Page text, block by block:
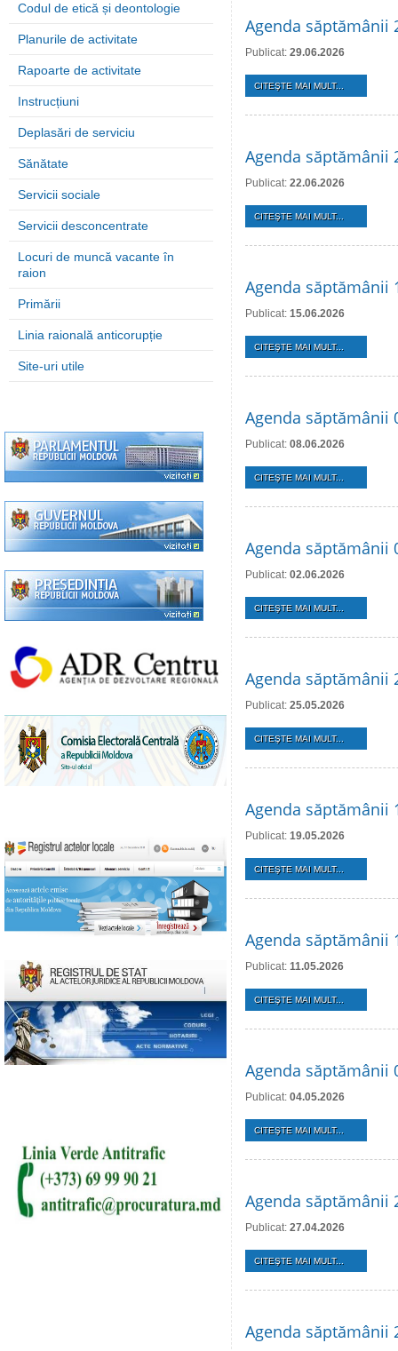
Codul de etică și deontologie
Planurile de activitate
Rapoarte de activitate
Instrucțiuni
Deplasări de serviciu
Sănătate
Servicii sociale
Servicii desconcentrate
Locuri de muncă vacante în
raion
Primării
Linia raională anticorupție
Site-uri utile
Agenda săptămânii
Publicat: 29.06.2026
CITEŞTE MAI MULT...
Agenda săptămânii
Publicat: 22.06.2026
CITEŞTE MAI MULT...
Agenda săptămânii
Publicat: 15.06.2026
CITEŞTE MAI MULT...
Agenda săptămânii
Publicat: 08.06.2026
CITEŞTE MAI MULT...
Agenda săptămânii
Publicat: 02.06.2026
CITEŞTE MAI MULT...
Agenda săptămânii
Publicat: 25.05.2026
CITEŞTE MAI MULT...
Agenda săptămânii
Publicat: 19.05.2026
CITEŞTE MAI MULT...
Agenda săptămânii
Publicat: 11.05.2026
CITEŞTE MAI MULT...
Agenda săptămânii
Publicat: 04.05.2026
CITEŞTE MAI MULT...
Agenda săptămânii
Publicat: 27.04.2026
CITEŞTE MAI MULT...
Agenda săptămânii